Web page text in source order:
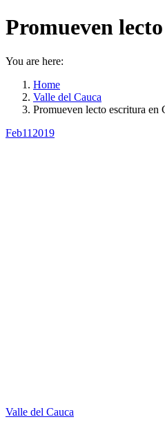
Promueven
You are here:
Home
Valle del Cauca
Promueven lecto escritura
Feb11 2019
Valle del Cauca